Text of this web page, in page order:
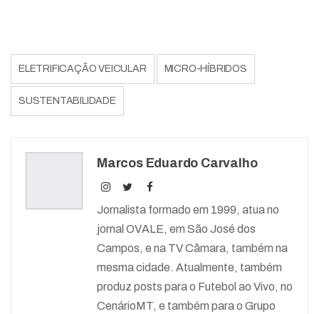
ELETRIFICAÇÃO VEICULAR MICRO-HÍBRIDOS
SUSTENTABILIDADE
Marcos Eduardo Carvalho
Jornalista formado em 1999, atua no
jornal OVALE, em São José dos
Campos, e na TV Câmara, também na
mesma cidade. Atualmente, também
produz posts para o Futebol ao Vivo, no
CenárioMT, e também para o Grupo